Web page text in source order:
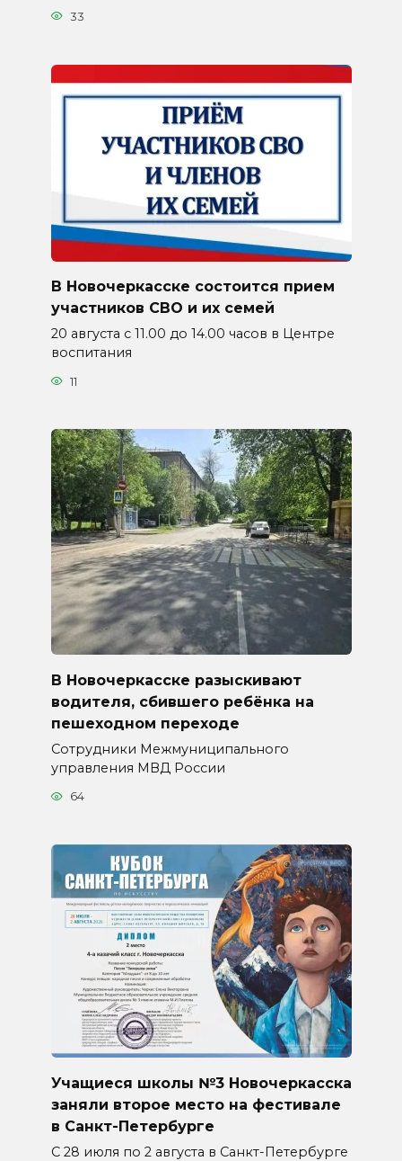
33
В Новочеркасске состоится прием
участников СВО и их семей
20 августа с 11.00 до 14.00 часов в Центре
воспитания
11
В Новочеркасске разыскивают
водителя, сбившего ребёнка на
пешеходном переходе
Сотрудники Межмуниципального
управления МВД России
64
Учащиеся школы №3 Новочеркасска
заняли второе место на фестивале
в Санкт-Петербурге
С 28 июля по 2 августа в Санкт-Петербурге